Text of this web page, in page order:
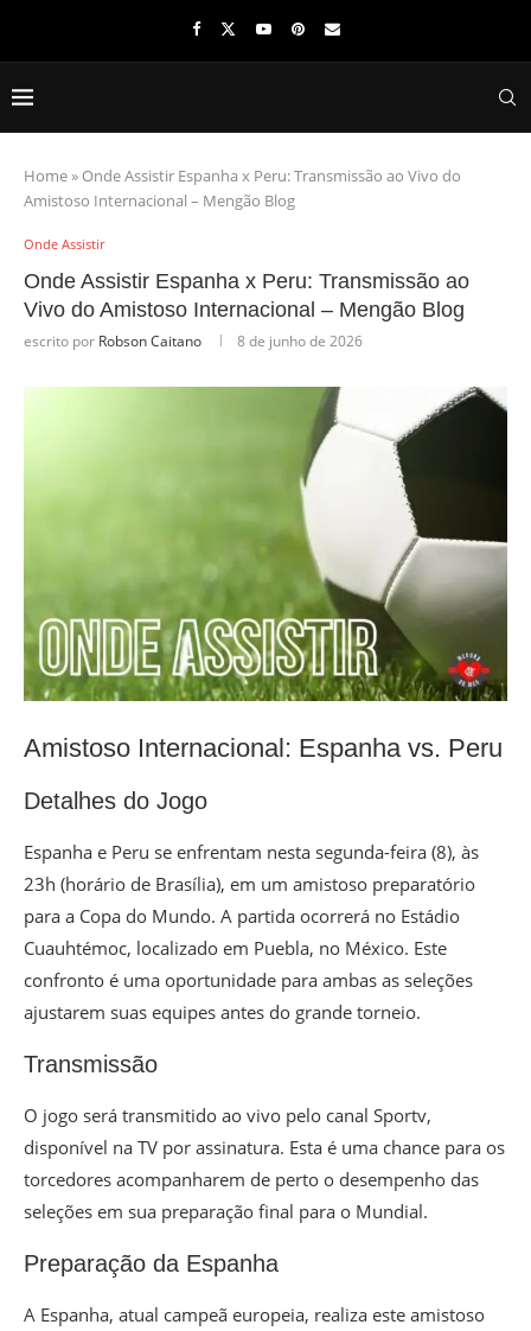
Home» Onde Assistir Espanha x Peru: Transmissão ao Vivo do
Amistoso Internacional – Mengão Blog
Onde Assistir
Onde Assistir Espanha x Peru: Transmissão ao
Vivo do Amistoso Internacional – Mengão Blog
escrito por Robson Caitano 8 de junho de 2026
Amistoso Internacional: Espanha vs. Peru
Detalhes do Jogo
Espanha e Peru se enfrentam nesta segunda-feira (8), às
23h (horário de Brasília), em um amistoso preparatório
para a Copa do Mundo. A partida ocorrerá no Estádio
Cuauhtémoc, localizado em Puebla, no México. Este
confronto é uma oportunidade para ambas as seleções
ajustarem suas equipes antes do grande torneio.
Transmissão
O jogo será transmitido ao vivo pelo canal Sportv,
disponível na TV por assinatura. Esta é uma chance para os
torcedores acompanharem de perto o desempenho das
seleções em sua preparação final para o Mundial.
Preparação da Espanha
A Espanha, atual campeã europeia, realiza este amistoso